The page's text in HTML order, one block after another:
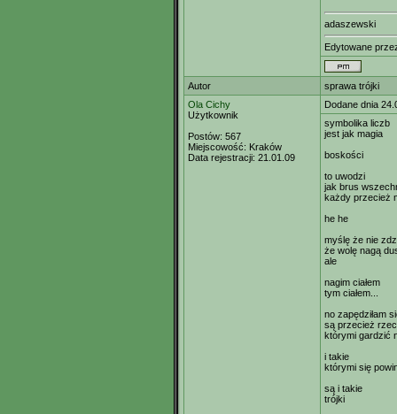
adaszewski
Edytowane
Autor
sprawa trójki
Ola Cichy
Użytkownik
Postów: 567
Miejscowość: Kraków
Data rejestracji: 21.01.09
Dodane dnia
symbolika liczb
jest jak magia
boskości
to uwodzi
jak brus
każdy przecież
he he
myślę że nie
że wolę nagą
ale
nagim ciałem
tym ciałem...
no zapędziłam
są przecież
którymi gardzić
i takie
którymi się
są i takie
trójki